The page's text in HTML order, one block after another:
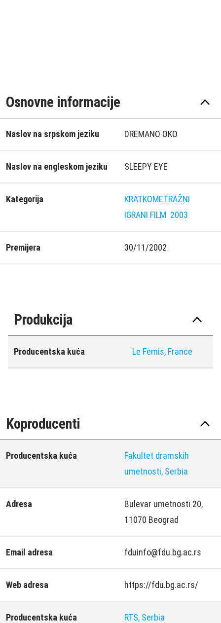
Osnovne informacije
Naslov na srpskom jeziku DREMANO OKO
Naslov na engleskom jeziku SLEEPY EYE
Kategorija
KRATKOMETRAŽNI
IGRANI FILM 2003
Premijera 30/11/2002
Produkcija
Producentska kuća Le Femis, France
Koproducenti
Producentska kuća
Fakultet dramskih
umetnosti, Serbia
Adresa
Bulevar umetnosti 20,
11070 Beograd
Email adresa fduinfo@fdu.bg.ac.rs
Web adresa https://fdu.bg.ac.rs/
Producentska kuća RTS, Serbia